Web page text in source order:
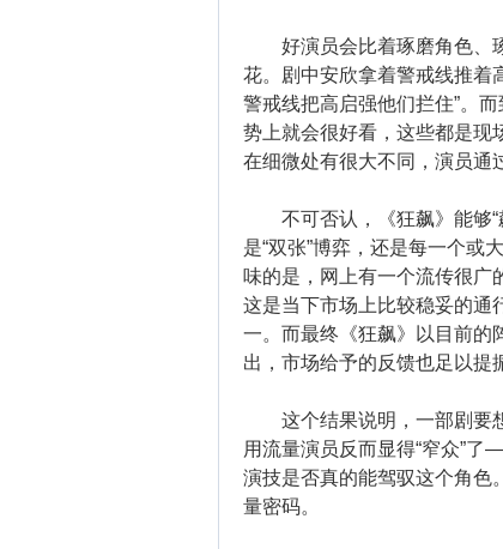
好演员会比着琢磨角色、琢
花。剧中安欣拿着警戒线推着
警戒线把高启强他们拦住”。
势上就会很好看，这些都是现
在细微处有很大不同，演员通
不可否认，《狂飙》能够“
是“双张”博弈，还是每一个或
味的是，网上有一个流传很广
这是当下市场上比较稳妥的通
一。而最终《狂飙》以目前的
出，市场给予的反馈也足以提
这个结果说明，一部剧要想
用流量演员反而显得“窄众”
演技是否真的能驾驭这个角色
量密码。